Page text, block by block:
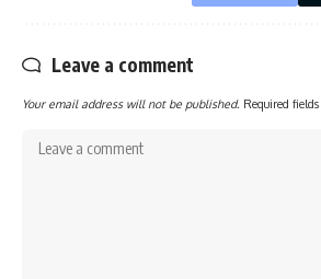
Leave a comment
Your email address will not be published. Required